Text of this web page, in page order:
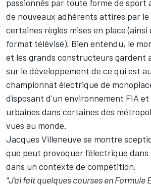
passionnés par toute forme de sport
de nouveaux adhérents attirés par
certaines règles mises en place (ainsi
format télévisé). Bien entendu, le
et les grands constructeurs gardent
sur le développement de ce qui est
championnat électrique de
disposant d'un environnement FIA et
urbaines dans certaines des
vues au monde.
Jacques Villeneuve se montre
que peut provoquer l'électrique dans
dans un contexte de compétition.
"J’ai fait quelques courses en Formule